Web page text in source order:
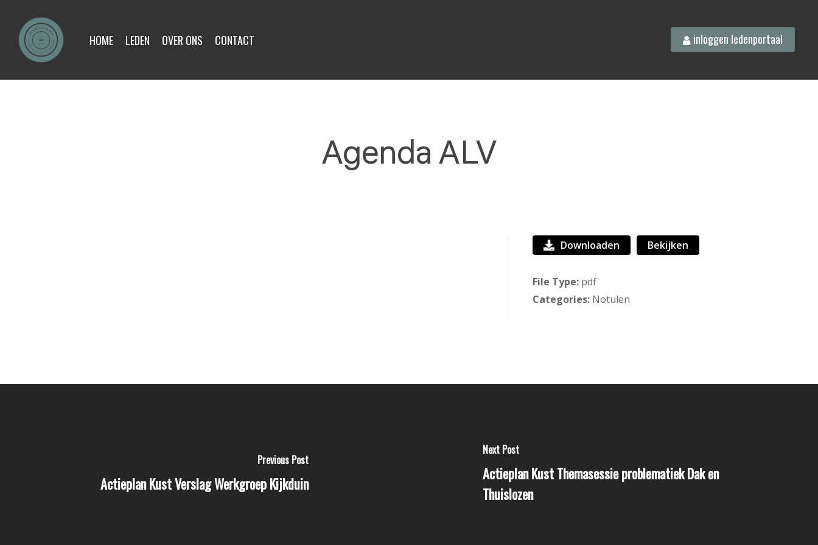
main
content
HOME LEDEN OVER ONS CONTACT inloggen ledenportaal
Agenda ALV
Downloaden Bekijken
File Type: pdf
Categories: Notulen
Previous Post
Actieplan Kust Verslag Werkgroep Kijkduin
Next Post
Actieplan Kust Themasessie problematiek Dak en
Thuislozen